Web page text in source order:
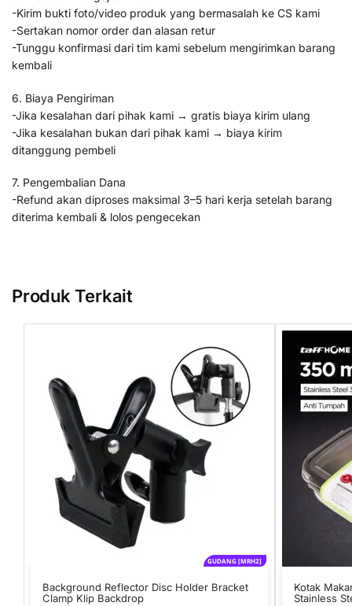
-Kirim bukti foto/video produk yang bermasalah ke CS kami
-Sertakan nomor order dan alasan retur
-Tunggu konfirmasi dari tim kami sebelum mengirimkan barang
kembali
6. Biaya Pengiriman
-Jika kesalahan dari pihak kami → gratis biaya kirim ulang
-Jika kesalahan bukan dari pihak kami → biaya kirim
ditanggung pembeli
7. Pengembalian Dana
-Refund akan diproses maksimal 3–5 hari kerja setelah barang
diterima kembali & lolos pengecekan
Produk Terkait
GUDANG [MRH2]
Background Reflector Disc Holder Bracket
Clamp Klip Backdrop
Kotak
Stainless